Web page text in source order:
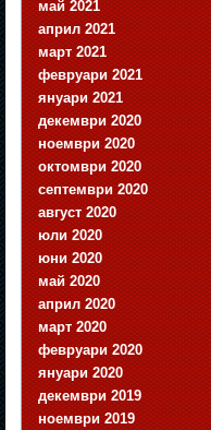
май 2021
април 2021
март 2021
февруари 2021
януари 2021
декември 2020
ноември 2020
октомври 2020
септември 2020
август 2020
юли 2020
юни 2020
май 2020
април 2020
март 2020
февруари 2020
януари 2020
декември 2019
ноември 2019